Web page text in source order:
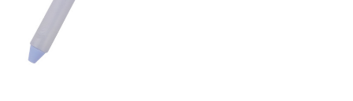
色和深蓝色。这些鲜艳的颜色，不仅能够满足不同
用户的个性化需求，还可以用于彩色记账、标注重